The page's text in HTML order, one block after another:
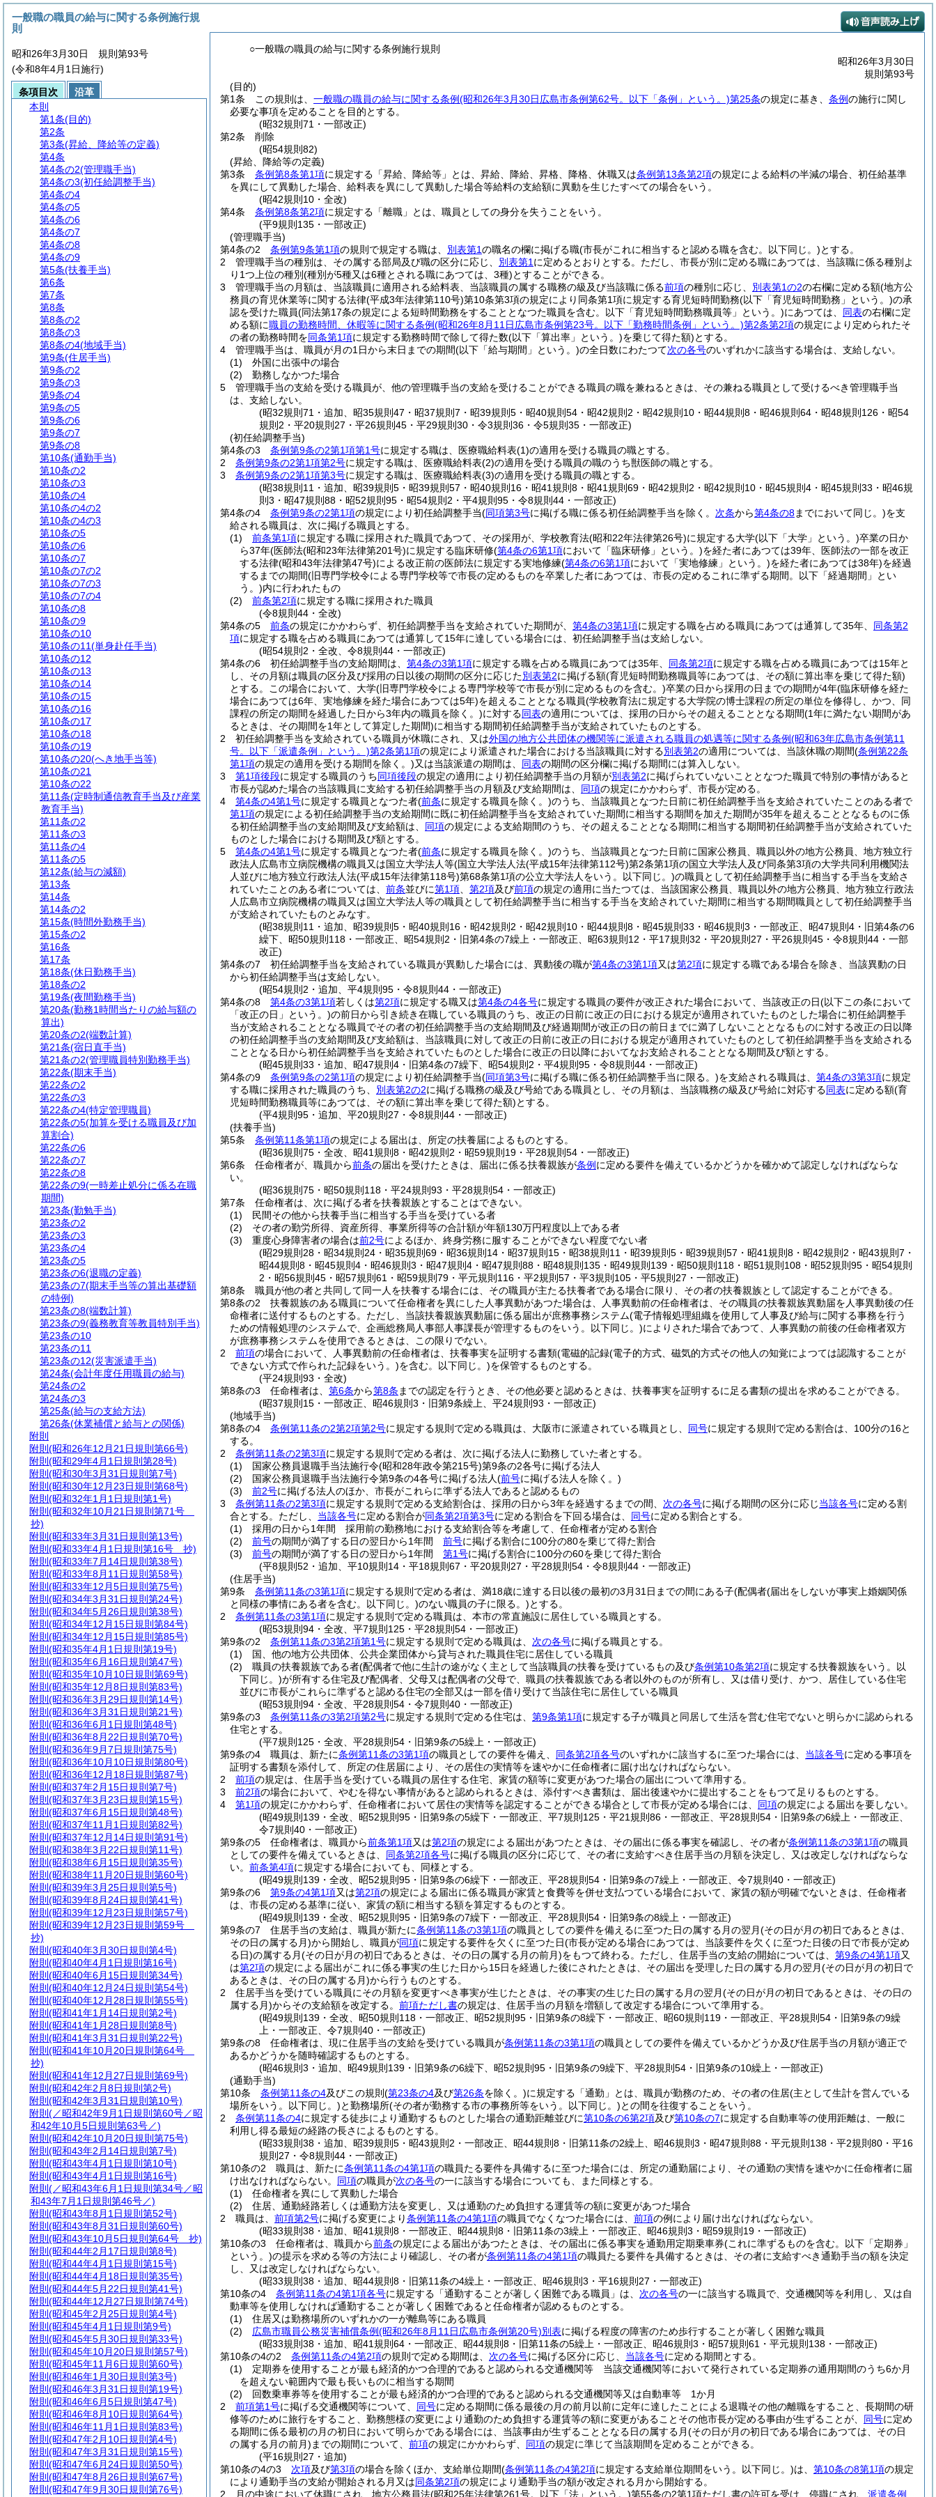
○一般職の職員の給与に関する条例施行規則
昭和26年3月30日
規則第93号
(目的)
第1条
この規則は、 一般職の職員の給与に関する条例(昭和26年3月30日広島市条例第62号。以下「条例」という。)第25条の規定に基き、 条例の施行に関し
必要な事項を定めることを目的とする。
(昭32規則71・一部改正)
第2条
削除
(昭54規則82)
(昇給、降給等の定義)
第3条
条例第8条第1項に規定する「昇給、降給等」とは、昇給、降給、昇格、降格、休職又は条例第13条第2項の規定による給料の半減の場合、初任給基準
を異にして異動した場合、給料表を異にして異動した場合等給料の支給額に異動を生じたすべての場合をいう。
(昭42規則10・全改)
第4条
条例第8条第2項に規定する「離職」とは、職員としての身分を失うことをいう。
(平9規則135・一部改正)
(管理職手当)
第4条の2
条例第9条第1項の規則で規定する職は、 別表第1の職名の欄に掲げる職(市長がこれに相当すると認める職を含む。以下同じ。)とする。
2
管理職手当の種別は、その属する部局及び職の区分に応じ、 別表第1 に定めるとおりとする。 ただし、市長が別に定める職にあつては、当該職に係る種別よ
り1つ上位の種別(種別が5種又は6種とされる職にあつては、3種)とすることができる。
3
管理職手当の月額は、当該職員に適用される給料表、当該職員の属する職務の級及び当該職に係る前項の種別に応じ、 別表第1の2の右欄に定める額(地方公
務員の育児休業等に関する法律(平成3年法律第110号)第10条第3項の規定により同条第1項に規定する育児短時間勤務(以下「育児短時間勤務」という。)の承
認を受けた職員(同法第17条の規定による短時間勤務をすることとなつた職員を含む。以下「育児短時間勤務職員等」という。)にあつては、 同表の右欄に定
める額に職員の勤務時間、休暇等に関する条例(昭和26年8月11日広島市条例第23号。以下「勤務時間条例」という。)第2条第2項の規定により定められたそ
の者の勤務時間を同条第1項に規定する勤務時間で除して得た数(以下「算出率」という。)を乗じて得た額)とする。
4
管理職手当は、職員が月の1日から末日までの期間(以下「給与期間」という。)の全日数にわたつて次の各号のいずれかに該当する場合は、支給しない。
(1)
外国に出張中の場合
(2)
勤務しなかつた場合
5
管理職手当の支給を受ける職員が、他の管理職手当の支給を受けることができる職員の職を兼ねるときは、その兼ねる職員として受けるべき管理職手当
は、支給しない。
(昭32規則71・追加、昭35規則47・昭37規則7・昭39規則5・昭40規則54・昭42規則2・昭42規則10・昭44規則8・昭46規則64・昭48規則126・昭54
規則2・平20規則27・平26規則45・平29規則30・令3規則36・令5規則35・一部改正)
(初任給調整手当)
第4条の3
条例第9条の2第1項第1号に規定する職は、医療職給料表(1)の適用を受ける職員の職とする。
2
条例第9条の2第1項第2号に規定する職は、医療職給料表(2)の適用を受ける職員の職のうち獣医師の職とする。
3
条例第9条の2第1項第3号に規定する職は、医療職給料表(3)の適用を受ける職員の職とする。
(昭38規則11・追加、昭39規則5・昭39規則57・昭40規則16・昭41規則8・昭41規則69・昭42規則2・昭42規則10・昭45規則4・昭45規則33・昭46規
則3・昭47規則88・昭52規則95・昭54規則2・平4規則95・令8規則44・一部改正)
第4条の4
条例第9条の2第1項の規定により初任給調整手当(同項第3号に掲げる職に係る初任給調整手当を除く。 次条から第4条の8までにおいて同じ。)を支
給される職員は、次に掲げる職員とする。
(1)
前条第1項に規定する職に採用された職員であつて、その採用が、学校教育法(昭和22年法律第26号)に規定する大学(以下「大学」という。)卒業の日か
ら37年(医師法(昭和23年法律第201号)に規定する臨床研修(第4条の6第1項において「臨床研修」という。)を経た者にあつては39年、医師法の一部を改正
する法律(昭和43年法律第47号)による改正前の医師法に規定する実地修練(第4条の6第1項において「実地修練」という。)を経た者にあつては38年)を経過
するまでの期間(旧専門学校令による専門学校等で市長の定めるものを卒業した者にあつては、市長の定めるこれに準ずる期間。以下「経過期間」とい
う。)内に行われたもの
(2)
前条第2項に規定する職に採用された職員
(令8規則44・全改)
第4条の5
前条の規定にかかわらず、初任給調整手当を支給されていた期間が、 第4条の3第1項に規定する職を占める職員にあつては通算して35年、 同条第2
項に規定する職を占める職員にあつては通算して15年に達している場合には、初任給調整手当は支給しない。
(昭54規則2・全改、令8規則44・一部改正)
第4条の6
初任給調整手当の支給期間は、 第4条の3第1項に規定する職を占める職員にあつては35年、 同条第2項に規定する職を占める職員にあつては15年と
し、その月額は職員の区分及び採用の日以後の期間の区分に応じた別表第2に掲げる額(育児短時間勤務職員等にあつては、その額に算出率を乗じて得た額)
とする。
この場合において、大学(旧専門学校令による専門学校等で市長が別に定めるものを含む。)卒業の日から採用の日までの期間が4年(臨床研修を経た
場合にあつては6年、実地修練を経た場合にあつては5年)を超えることとなる職員(学校教育法に規定する大学院の博士課程の所定の単位を修得し、かつ、同
課程の所定の期間を経過した日から3年内の職員を除く。)に対する同表の適用については、採用の日からその超えることとなる期間(1年に満たない期間があ
るときは、その期間を1年として算定した期間)に相当する期間初任給調整手当が支給されていたものとする。
2
初任給調整手当を支給されている職員が休職にされ、又は外国の地方公共団体の機関等に派遣される職員の処遇等に関する条例(昭和63年広島市条例第11
号。以下「派遣条例」という。)第2条第1項の規定により派遣された場合における当該職員に対する別表第2の適用については、当該休職の期間(条例第22条
第1項の規定の適用を受ける期間を除く。)又は当該派遣の期間は、 同表の期間の区分欄に掲げる期間には算入しない。
3
第1項後段に規定する職員のうち同項後段の規定の適用により初任給調整手当の月額が別表第2に掲げられていないこととなつた職員で特別の事情があると
市長が認めた場合の当該職員に支給する初任給調整手当の月額及び支給期間は、 同項の規定にかかわらず、市長が定める。
4
第4条の4第1号に規定する職員となつた者(前条に規定する職員を除く。)のうち、当該職員となつた日前に初任給調整手当を支給されていたことのある者で
第1項の規定による初任給調整手当の支給期間に既に初任給調整手当を支給されていた期間に相当する期間を加えた期間が35年を超えることとなるものに係
る初任給調整手当の支給期間及び支給額は、 同項の規定による支給期間のうち、その超えることとなる期間に相当する期間初任給調整手当が支給されていた
ものとした場合における期間及び額とする。
5
第4条の4第1号に規定する職員となつた者(前条に規定する職員を除く。)のうち、当該職員となつた日前に国家公務員、職員以外の地方公務員、地方独立行
政法人広島市立病院機構の職員又は国立大学法人等(国立大学法人法(平成15年法律第112号)第2条第1項の国立大学法人及び同条第3項の大学共同利用機関法
人並びに地方独立行政法人法(平成15年法律第118号)第68条第1項の公立大学法人をいう。以下同じ。)の職員として初任給調整手当に相当する手当を支給さ
れていたことのある者については、 前条並びに第1項 第2項及び前項の規定の適用に当たつては、当該国家公務員、職員以外の地方公務員、地方独立行政法
人広島市立病院機構の職員又は国立大学法人等の職員として初任給調整手当に相当する手当を支給されていた期間に相当する期間職員として初任給調整手当
が支給されていたものとみなす。
(昭38規則11・追加、昭39規則5・昭40規則16・昭42規則2・昭42規則10・昭44規則8・昭45規則33・昭46規則3・一部改正、昭47規則4・旧第4条の6
繰下、昭50規則118・一部改正、昭54規則2・旧第4条の7繰上・一部改正、昭63規則12・平17規則32・平20規則27・平26規則45・令8規則44・一部
改正)
第4条の7
初任給調整手当を支給されている職員が異動した場合には、異動後の職が第4条の3第1項又は第2項に規定する職である場合を除き、当該異動の日
から初任給調整手当は支給しない。
(昭54規則2・追加、平4規則95・令8規則44・一部改正)
第4条の8
第4条の3第1項若しくは第2項に規定する職又は第4条の4各号に規定する職員の要件が改正された場合において、当該改正の日(以下この条において
「改正の日」という。)の前日から引き続き在職している職員のうち、改正の日前に改正の日における規定が適用されていたものとした場合に初任給調整手
当が支給されることとなる職員でその者の初任給調整手当の支給期間及び経過期間が改正の日の前日までに満了しないこととなるものに対する改正の日以降
の初任給調整手当の支給期間及び支給額は、当該職員に対して改正の日前に改正の日における規定が適用されていたものとして初任給調整手当を支給される
こととなる日から初任給調整手当を支給されていたものとした場合に改正の日以降においてなお支給されることとなる期間及び額とする。
(昭45規則33・追加、昭47規則4・旧第4条の7繰下、昭54規則2・平4規則95・令8規則44・一部改正)
第4条の9
条例第9条の2第1項の規定により初任給調整手当(同項第3号に掲げる職に係る初任給調整手当に限る。)を支給される職員は、 第4条の3第3項に規定
する職に採用された職員のうち、 別表第2の2に掲げる職務の級及び号給である職員とし、その月額は、当該職務の級及び号給に対応する同表に定める額(育
児短時間勤務職員等にあつては、その額に算出率を乗じて得た額)とする。
(平4規則95・追加、平20規則27・令8規則44・一部改正)
(扶養手当)
第5条
条例第11条第1項の規定による届出は、所定の扶養届によるものとする。
(昭36規則75・全改、昭41規則8・昭42規則2・昭59規則19・平28規則54・一部改正)
第6条
任命権者が、職員から前条の届出を受けたときは、届出に係る扶養親族が条例 に定める要件を備えているかどうかを確かめて認定しなければならな
い。
(昭36規則75・昭50規則118・平24規則93・平28規則54・一部改正)
第7条
任命権者は、次に掲げる者を扶養親族とすることはできない。
(1)
民間その他から扶養手当に相当する手当を受けている者
(2)
その者の勤労所得、資産所得、事業所得等の合計額が年額130万円程度以上である者
(3)
重度心身障害者の場合は前2号によるほか、終身労務に服することができない程度でない者
(昭29規則28・昭34規則24・昭35規則69・昭36規則14・昭37規則15・昭38規則11・昭39規則5・昭39規則57・昭41規則8・昭42規則2・昭43規則7・
昭44規則8・昭45規則4・昭46規則3・昭47規則4・昭47規則88・昭48規則135・昭49規則139・昭50規則118・昭51規則108・昭52規則95・昭54規則
2・昭56規則45・昭57規則61・昭59規則79・平元規則116・平2規則57・平3規則105・平5規則27・一部改正)
第8条
職員が他の者と共同して同一人を扶養する場合には、その職員が主たる扶養者である場合に限り、その者の扶養親族として認定することができる。
第8条の2
扶養親族のある職員について任命権者を異にした人事異動があつた場合は、人事異動前の任命権者は、その職員の扶養親族異動届を人事異動後の任
命権者に送付するものとする。 ただし、当該扶養親族異動届に係る届出が庶務事務システム(電子情報処理組織を使用して人事及び給与に関する事務を行う
ための情報処理のシステムで、企画総務局人事部人事課長が管理するものをいう。以下同じ。)によりされた場合であつて、人事異動の前後の任命権者双方
が庶務事務システムを使用できるときは、この限りでない。
2
前項の場合において、人事異動前の任命権者は、扶養事実を証明する書類(電磁的記録(電子的方式、磁気的方式その他人の知覚によつては認識することが
できない方式で作られた記録をいう。)を含む。以下同じ。)を保管するものとする。
(平24規則93・全改)
第8条の3
任命権者は、 第6条から第8条 までの認定を行うとき、その他必要と認めるときは、扶養事実を証明するに足る書類の提出を求めることができる。
(昭37規則15・一部改正、昭46規則3・旧第9条繰上、平24規則93・一部改正)
(地域手当)
第8条の4
条例第11条の2第2項第2号に規定する規則で定める職員は、大阪市に派遣されている職員とし、 同号に規定する規則で定める割合は、100分の16と
する。
2
条例第11条の2第3項に規定する規則で定める者は、次に掲げる法人に勤務していた者とする。
(1)
国家公務員退職手当法施行令(昭和28年政令第215号)第9条の2各号に掲げる法人
(2)
国家公務員退職手当法施行令第9条の4各号に掲げる法人(前号に掲げる法人を除く。)
(3)
前2号に掲げる法人のほか、市長がこれらに準ずる法人であると認めるもの
3
条例第11条の2第3項に規定する規則で定める支給割合は、採用の日から3年を経過するまでの間、 次の各号に掲げる期間の区分に応じ当該各号に定める割
合とする。 ただし、 当該各号に定める割合が同条第2項第3号に定める割合を下回る場合は、 同号に定める割合とする。
(1)
採用の日から1年間 採用前の勤務地における支給割合等を考慮して、任命権者が定める割合
(2)
前号の期間が満了する日の翌日から1年間 前号に掲げる割合に100分の80を乗じて得た割合
(3)
前号の期間が満了する日の翌日から1年間 第1号に掲げる割合に100分の60を乗じて得た割合
(平8規則52・追加、平10規則14・平18規則67・平20規則27・平28規則54・令8規則44・一部改正)
(住居手当)
第9条
条例第11条の3第1項に規定する規則で定める者は、満18歳に達する日以後の最初の3月31日までの間にある子(配偶者(届出をしないが事実上婚姻関係
と同様の事情にある者を含む。以下同じ。)のない職員の子に限る。)とする。
2
条例第11条の3第1項に規定する規則で定める職員は、本市の常直施設に居住している職員とする。
(昭53規則94・全改、平7規則125・平28規則54・一部改正)
第9条の2
条例第11条の3第2項第1号に規定する規則で定める職員は、 次の各号に掲げる職員とする。
(1)
国、他の地方公共団体、公共企業団体から貸与された職員住宅に居住している職員
(2)
職員の扶養親族である者(配偶者で他に生計の途がなく主として当該職員の扶養を受けているもの及び条例第10条第2項に規定する扶養親族をいう。以
下同じ。)が所有する住宅及び配偶者、父母又は配偶者の父母で、職員の扶養親族である者以外のものが所有し、又は借り受け、かつ、居住している住宅
並びに市長がこれらに準ずると認める住宅の全部又は一部を借り受けて当該住宅に居住している職員
(昭53規則94・全改、平28規則54・令7規則40・一部改正)
第9条の3
条例第11条の3第2項第2号に規定する規則で定める住宅は、 第9条第1項に規定する子が職員と同居して生活を営む住宅でないと明らかに認められる
住宅とする。
(平7規則125・全改、平28規則54・旧第9条の5繰上・一部改正)
第9条の4
職員は、新たに条例第11条の3第1項の職員としての要件を備え、 同条第2項各号のいずれかに該当するに至つた場合には、 当該各号に定める事項を
証明する書類を添付して、所定の住居届により、その居住の実情等を速やかに任命権者に届け出なければならない。
2
前項の規定は、住居手当を受けている職員の居住する住宅、家賃の額等に変更があつた場合の届出について準用する。
3
前2項の場合において、やむを得ない事情があると認められるときは、添付すべき書類は、届出後速やかに提出することをもつて足りるものとする。
4
第1項の規定にかかわらず、任命権者において居住の実情等を認定することができる場合として市長が定める場合には、 同項の規定による届出を要しない。
(昭49規則139・全改、昭52規則95・旧第9条の5繰下・一部改正、平7規則125・平21規則86・一部改正、平28規則54・旧第9条の6繰上・一部改正、
令7規則40・一部改正)
第9条の5
任命権者は、職員から前条第1項又は第2項の規定による届出があつたときは、その届出に係る事実を確認し、その者が条例第11条の3第1項の職員
としての要件を備えているときは、 同条第2項各号に掲げる職員の区分に応じて、その者に支給すべき住居手当の月額を決定し、又は改定しなければならな
い。 前条第4項に規定する場合においても、同様とする。
(昭49規則139・全改、昭52規則95・旧第9条の6繰下・一部改正、平28規則54・旧第9条の7繰上・一部改正、令7規則40・一部改正)
第9条の6
第9条の4第1項又は第2項の規定による届出に係る職員が家賃と食費等を併せ支払つている場合において、家賃の額が明確でないときは、任命権者
は、市長の定める基準に従い、家賃の額に相当する額を算定するものとする。
(昭49規則139・全改、昭52規則95・旧第9条の7繰下・一部改正、平28規則54・旧第9条の8繰上・一部改正)
第9条の7
住居手当の支給は、職員が新たに条例第11条の3第1項の職員としての要件を備えるに至つた日の属する月の翌月(その日が月の初日であるときは、
その日の属する月)から開始し、職員が同項に規定する要件を欠くに至つた日(市長が定める場合にあつては、当該要件を欠くに至つた日後の日で市長が定め
る日)の属する月(その日が月の初日であるときは、その日の属する月の前月)をもつて終わる。 ただし、住居手当の支給の開始については、 第9条の4第1項又
は第2項の規定による届出がこれに係る事実の生じた日から15日を経過した後にされたときは、その届出を受理した日の属する月の翌月(その日が月の初日で
あるときは、その日の属する月)から行うものとする。
2
住居手当を受けている職員にその月額を変更すべき事実が生じたときは、その事実の生じた日の属する月の翌月(その日が月の初日であるときは、その日の
属する月)からその支給額を改定する。 前項ただし書の規定は、住居手当の月額を増額して改定する場合について準用する。
(昭49規則139・全改、昭50規則118・一部改正、昭52規則95・旧第9条の8繰下・一部改正、昭60規則119・一部改正、平28規則54・旧第9条の9繰
上・一部改正、令7規則40・一部改正)
第9条の8
任命権者は、現に住居手当の支給を受けている職員が条例第11条の3第1項の職員としての要件を備えているかどうか及び住居手当の月額が適正で
あるかどうかを随時確認するものとする。
(昭46規則3・追加、昭49規則139・旧第9条の6繰下、昭52規則95・旧第9条の9繰下、平28規則54・旧第9条の10繰上・一部改正)
(通勤手当)
第10条
条例第11条の4及びこの規則 (第23条の4及び第26条を除く。)に規定する「通勤」とは、職員が勤務のため、その者の住居(主として生計を営んでいる
場所をいう。以下同じ。)と勤務場所(その者が勤務する市の事務所等をいう。以下同じ。)との間を往復することをいう。
2
条例第11条の4に規定する徒歩により通勤するものとした場合の通勤距離並びに第10条の6第2項及び第10条の7に規定する自動車等の使用距離は、一般に
利用し得る最短の経路の長さによるものとする。
(昭33規則38・追加、昭39規則5・昭43規則2・一部改正、昭44規則8・旧第11条の2繰上、昭46規則3・昭47規則88・平元規則138・平2規則80・平16
規則27・令8規則44・一部改正)
第10条の2
職員は、新たに条例第11条の4第1項の職員たる要件を具備するに至つた場合には、所定の通勤届により、その通勤の実情を速やかに任命権者に届
け出なければならない。 同項の職員が次の各号の一に該当する場合についても、また同様とする。
(1)
任命権者を異にして異動した場合
(2)
住居、通勤経路若しくは通勤方法を変更し、又は通勤のため負担する運賃等の額に変更があつた場合
2
職員は、 前項第2号に掲げる変更により条例第11条の4第1項の職員でなくなつた場合には、 前項の例により届け出なければならない。
(昭33規則38・追加、昭41規則8・一部改正、昭44規則8・旧第11条の3繰上・一部改正、昭46規則3・昭59規則19・一部改正)
第10条の3
任命権者は、職員から前条の規定による届出があつたときは、その届出に係る事実を通勤用定期乗車券(これに準ずるものを含む。以下「定期券」
という。)の提示を求める等の方法により確認し、その者が条例第11条の4第1項の職員たる要件を具備するときは、その者に支給すべき通勤手当の額を決定
し、又は改定しなければならない。
(昭33規則38・追加、昭44規則8・旧第11条の4繰上・一部改正、昭46規則3・平16規則27・一部改正)
第10条の4
条例第11条の4第1項各号に規定する「通勤することが著しく困難である職員」は、 次の各号の一に該当する職員で、交通機関等を利用し、又は自
動車等を使用しなければ通勤することが著しく困難であると任命権者が認めるものとする。
(1)
住居又は勤務場所のいずれかの一が離島等にある職員
(2)
広島市職員公務災害補償条例(昭和26年8月11日広島市条例第20号)別表に掲げる程度の障害のため歩行することが著しく困難な職員
(昭33規則38・追加、昭41規則64・一部改正、昭44規則8・旧第11条の5繰上・一部改正、昭46規則3・昭57規則61・平元規則138・一部改正)
第10条の4の2
条例第11条の4第2項の規則で定める期間は、 次の各号に掲げる区分に応じ、 当該各号に定める期間とする。
(1)
定期券を使用することが最も経済的かつ合理的であると認められる交通機関等 当該交通機関等において発行されている定期券の通用期間のうち6か月
を超えない範囲内で最も長いものに相当する期間
(2)
回数乗車券等を使用することが最も経済的かつ合理的であると認められる交通機関等又は自動車等 1か月
2
前項第1号に掲げる交通機関等について、 同号に定める期間に係る最後の月の前月以前に定年に達したことによる退職その他の離職をすること、長期間の研
修等のために旅行をすること、勤務態様の変更により通勤のため負担する運賃等の額に変更があることその他市長が定める事由が生ずることが、 同号に定め
る期間に係る最初の月の初日において明らかである場合には、当該事由が生ずることとなる日の属する月(その日が月の初日である場合にあつては、その日
の属する月の前月) までの期間について、 前項の規定にかかわらず、 同項の規定に準じて当該期間を定めることができる。
(平16規則27・追加)
第10条の4の3
次項及び第3項の場合を除くほか、支給単位期間(条例第11条の4第2項に規定する支給単位期間をいう。以下同じ。)は、 第10条の8第1項の規定
により通勤手当の支給が開始される月又は同条第2項の規定により通勤手当の額が改定される月から開始する。
2
月の中途において休職にされ、地方公務員法(昭和25年法律第261号。以下「法」という。)第55条の2第1項ただし書の許可を受け、停職にされ、 派遣条例
一般職の職員の給与に関する条例施行規
則
昭和26年3月30日 規則第93号
(令和8年4月1日施行)
条項目次
沿革
本則
第1条(目的)
第2条
第3条(昇給、降給等の定義)
第4条
第4条の2(管理職手当)
第4条の3(初任給調整手当)
第4条の4
第4条の5
第4条の6
第4条の7
第4条の8
第4条の9
第5条(扶養手当)
第6条
第7条
第8条
第8条の2
第8条の3
第8条の4(地域手当)
第9条(住居手当)
第9条の2
第9条の3
第9条の4
第9条の5
第9条の6
第9条の7
第9条の8
第10条(通勤手当)
第10条の2
第10条の3
第10条の4
第10条の4の2
第10条の4の3
第10条の5
第10条の6
第10条の7
第10条の7の2
第10条の7の3
第10条の7の4
第10条の8
第10条の9
第10条の10
第10条の11(単身赴任手当)
第10条の12
第10条の13
第10条の14
第10条の15
第10条の16
第10条の17
第10条の18
第10条の19
第10条の20(へき地手当等)
第10条の21
第10条の22
第11条(定時制通信教育手当及び産業
教育手当)
第11条の2
第11条の3
第11条の4
第11条の5
第12条(給与の減額)
第13条
第14条
第14条の2
第15条(時間外勤務手当)
第15条の2
第16条
第17条
第18条(休日勤務手当)
第18条の2
第19条(夜間勤務手当)
第20条(勤務1時間当たりの給与額の
算出)
第20条の2(端数計算)
第21条(宿日直手当)
第21条の2(管理職員特別勤務手当)
第22条(期末手当)
第22条の2
第22条の3
第22条の4(特定管理職員)
第22条の5(加算を受ける職員及び加
算割合)
第22条の6
第22条の7
第22条の8
第22条の9(一時差止処分に係る在職
期間)
第23条(勤勉手当)
第23条の2
第23条の3
第23条の4
第23条の5
第23条の6(退職の定義)
第23条の7(期末手当等の算出基礎額
の特例)
第23条の8(端数計算)
第23条の9(義務教育等教員特別手当)
第23条の10
第23条の11
第23条の12(災害派遣手当)
第24条(会計年度任用職員の給与)
第24条の2
第24条の3
第25条(給与の支給方法)
第26条(休業補償と給与との関係)
附則
附則 (昭和26年12月21日規則第66号)
附則 (昭和29年4月1日規則第28号)
附則 (昭和30年3月31日規則第7号)
附則 (昭和30年12月23日規則第68号)
附則 (昭和32年1月1日規則第1号)
附則 (昭和32年10月21日規則第71号
抄)
附則 (昭和33年3月31日規則第13号)
附則 (昭和33年4月1日規則第16号 抄)
附則 (昭和33年7月14日規則第38号)
附則 (昭和33年8月11日規則第58号)
附則 (昭和33年12月5日規則第75号)
附則 (昭和34年3月31日規則第24号)
附則 (昭和34年5月26日規則第38号)
附則 (昭和34年12月15日規則第84号)
附則 (昭和34年12月15日規則第85号)
附則 (昭和35年4月1日規則第19号)
附則 (昭和35年6月16日規則第47号)
附則 (昭和35年10月10日規則第69号)
附則 (昭和35年12月8日規則第83号)
附則 (昭和36年3月29日規則第14号)
附則 (昭和36年3月31日規則第21号)
附則 (昭和36年6月1日規則第48号)
附則 (昭和36年8月22日規則第70号)
附則 (昭和36年9月7日規則第75号)
附則 (昭和36年10月10日規則第80号)
附則 (昭和36年12月18日規則第87号)
附則 (昭和37年2月15日規則第7号)
附則 (昭和37年3月23日規則第15号)
附則 (昭和37年6月15日規則第48号)
附則 (昭和37年11月1日規則第82号)
附則 (昭和37年12月14日規則第91号)
附則 (昭和38年3月22日規則第11号)
附則 (昭和38年6月15日規則第35号)
附則 (昭和38年11月20日規則第60号)
附則 (昭和39年3月25日規則第5号)
附則 (昭和39年8月24日規則第41号)
附則 (昭和39年12月23日規則第57号)
附則 (昭和39年12月23日規則第59号
抄)
附則 (昭和40年3月30日規則第4号)
附則 (昭和40年4月1日規則第16号)
附則 (昭和40年6月15日規則第34号)
附則 (昭和40年12月24日規則第54号)
附則 (昭和40年12月28日規則第55号)
附則 (昭和41年1月14日規則第2号)
附則 (昭和41年1月28日規則第8号)
附則 (昭和41年3月31日規則第22号)
附則 (昭和41年10月20日規則第64号
抄)
附則 (昭和41年12月27日規則第69号)
附則 (昭和42年2月8日規則第2号)
附則 (昭和42年3月31日規則第10号)
附則 (／昭和42年9月1日規則第60号／昭
和42年10月5日規則第63号／)
附則 (昭和42年10月20日規則第75号)
附則 (昭和43年2月14日規則第7号)
附則 (昭和43年4月1日規則第10号)
附則 (昭和43年4月1日規則第16号)
附則 (／昭和43年6月1日規則第34号／昭
和43年7月1日規則第46号／)
附則 (昭和43年8月1日規則第52号)
附則 (昭和43年8月31日規則第60号)
附則 (昭和43年10月5日規則第64号 抄)
附則 (昭和44年2月17日規則第8号)
附則 (昭和44年4月1日規則第15号)
附則 (昭和44年4月18日規則第35号)
附則 (昭和44年5月22日規則第41号)
附則 (昭和44年12月27日規則第74号)
附則 (昭和45年2月25日規則第4号)
附則 (昭和45年4月1日規則第9号)
附則 (昭和45年5月30日規則第33号)
附則 (昭和45年10月20日規則第57号)
附則 (昭和45年11月6日規則第60号)
附則 (昭和46年1月30日規則第3号)
附則 (昭和46年3月31日規則第19号)
附則 (昭和46年6月5日規則第47号)
附則 (昭和46年8月10日規則第64号)
附則 (昭和46年11月1日規則第83号)
附則 (昭和47年2月10日規則第4号)
附則 (昭和47年3月31日規則第15号)
附則 (昭和47年6月24日規則第50号)
附則 (昭和47年8月26日規則第67号)
附則 (昭和47年9月30日規則第76号)